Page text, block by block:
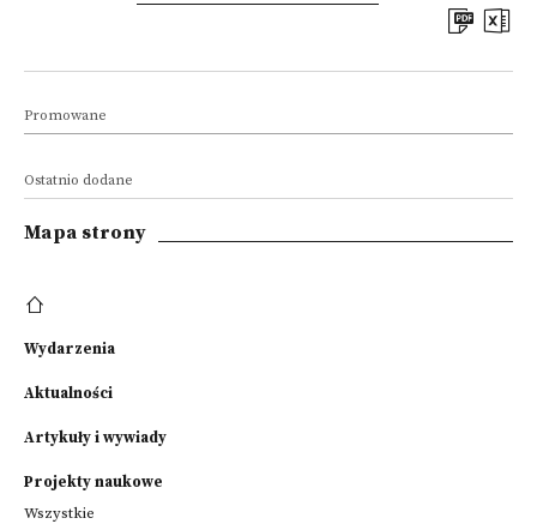
Promowane
Ostatnio dodane
Mapa strony
Wydarzenia
Aktualności
Artykuły i wywiady
Projekty naukowe
Wszystkie